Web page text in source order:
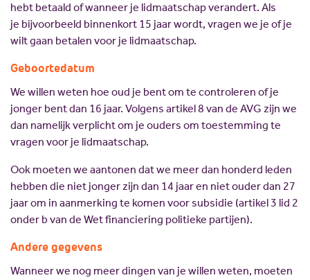
hebt betaald of wanneer je lidmaatschap verandert. Als
je bijvoorbeeld binnenkort 15 jaar wordt, vragen we je of je
wilt gaan betalen voor je lidmaatschap.
Geboortedatum
We willen weten hoe oud je bent om te controleren of je
jonger bent dan 16 jaar. Volgens artikel 8 van de AVG zijn we
dan namelijk verplicht om je ouders om toestemming te
vragen voor je lidmaatschap.
Ook moeten we aantonen dat we meer dan honderd leden
hebben die niet jonger zijn dan 14 jaar en niet ouder dan 27
jaar om in aanmerking te komen voor subsidie (artikel 3 lid 2
onder b van de Wet financiering politieke partijen).
Andere gegevens
Wanneer we nog meer dingen van je willen weten, moeten